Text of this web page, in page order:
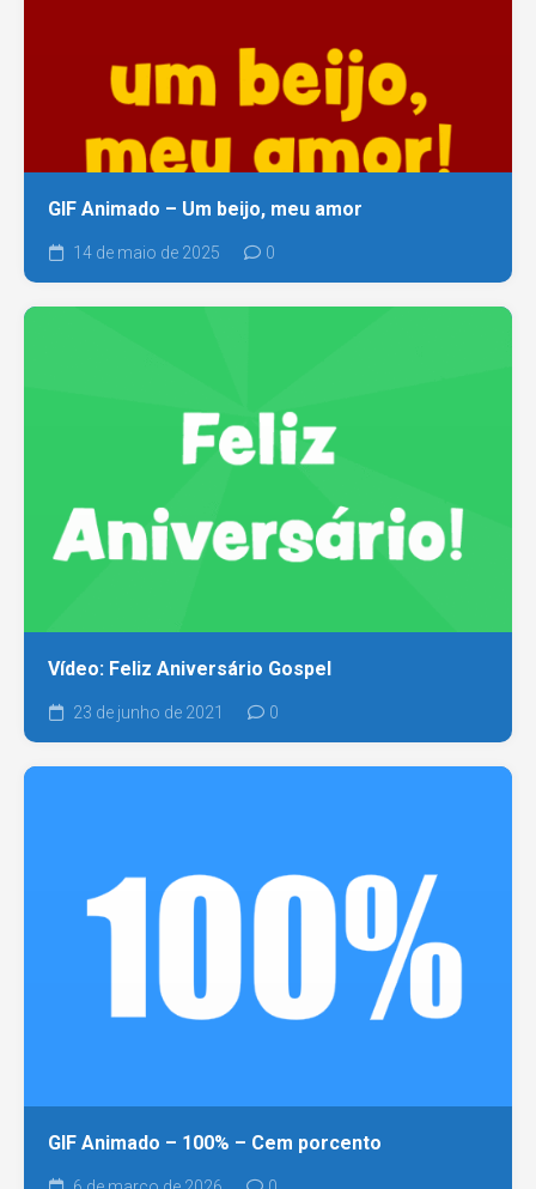
GIF Animado – Um beijo, meu amor
14 de maio de 2025 0
Vídeo: Feliz Aniversário Gospel
23 de junho de 2021 0
GIF Animado – 100% – Cem porcento